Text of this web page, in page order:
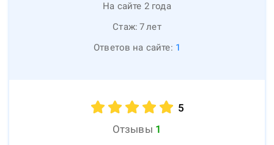
На сайте 2 года
Стаж: 7лет
Ответов на сайте: 1
5
Отзывы 1